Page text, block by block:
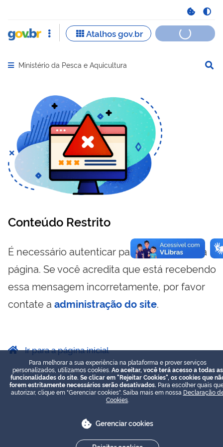
Abrir menu principal de navegação
Ministério da Pesca e Aquicultura
Conteúdo Restrito
É necessário autenticar para visualizar essa
página. Se você acredita que está recebendo
essa mensagem incorretamente, por favor
contate a administração do site.
Ir para a página inicial
Para melhorar a sua experiência na plataforma e prover serviços
personalizados, utilizamos cookies. Ao aceitar, você terá acesso a todas as
funcionalidades do site. Se clicar em "Rejeitar Cookies", os cookies que
forem estritamente necessários serão desativados. Para escolher quais
autorizar, clique em "Gerenciar cookies". Saiba mais em nossa Declaração
Cookies
Gerenciar cookies